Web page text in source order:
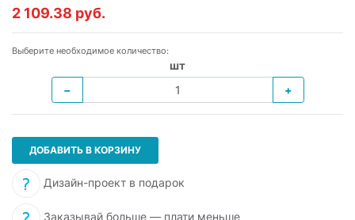
2 109.38 руб.
Выберите необходимое количество:
шт
−
+
ДОБАВИТЬ В КОРЗИНУ
Дизайн-проект в подарок
Заказывай больше — плати меньше